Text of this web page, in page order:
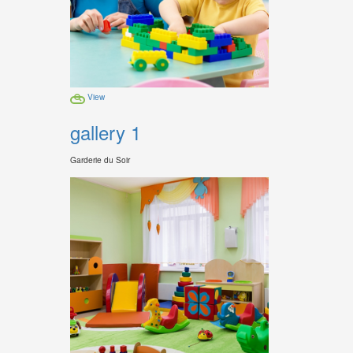
View
gallery 1
Garderie du Soir